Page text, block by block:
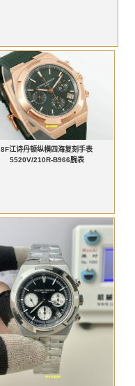
8F江诗丹顿纵横四海复刻手表
5520V/210R-B966腕表